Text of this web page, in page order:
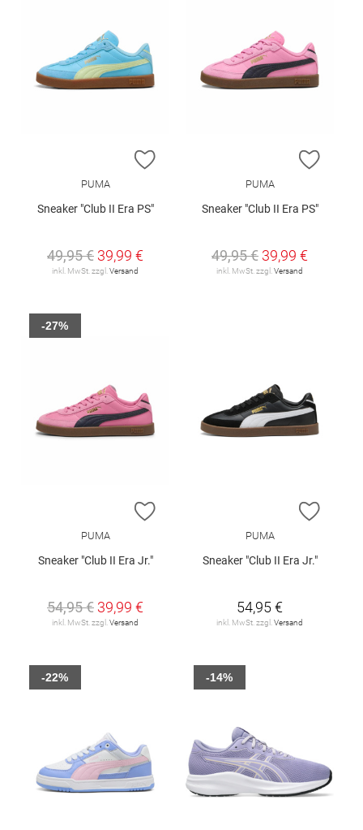
ZUR WUNSCHLISTE HINZUFÜGEN
PUMA
Sneaker "Club II Era PS"
49,95 € 39,99 €
inkl. MwSt. zzgl. Versand
ZUR
PUMA
Sneaker "Club II Era PS"
49,95 € 39,99 €
inkl. MwSt. zzgl. Versand
ZUR WUNSCHLISTE HINZUFÜGEN
PUMA
Sneaker "Club II Era Jr."
54,95 € 39,99 €
inkl. MwSt. zzgl. Versand
-27%
ZUR
PUMA
Sneaker "Club II Era Jr."
54,95 €
inkl. MwSt. zzgl. Versand
-22% -14%